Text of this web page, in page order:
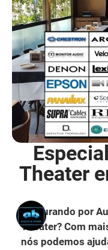
Theater
Procurando por
Theater? Com
nós podemos